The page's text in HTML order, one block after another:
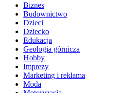
Biznes
Budownictwo
Dzieci
Dziecko
Edukacja
Geologia górnicza
Hobby
Imprezy
Marketing i reklama
Moda